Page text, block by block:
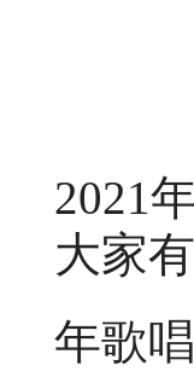
2021
大家
年歌